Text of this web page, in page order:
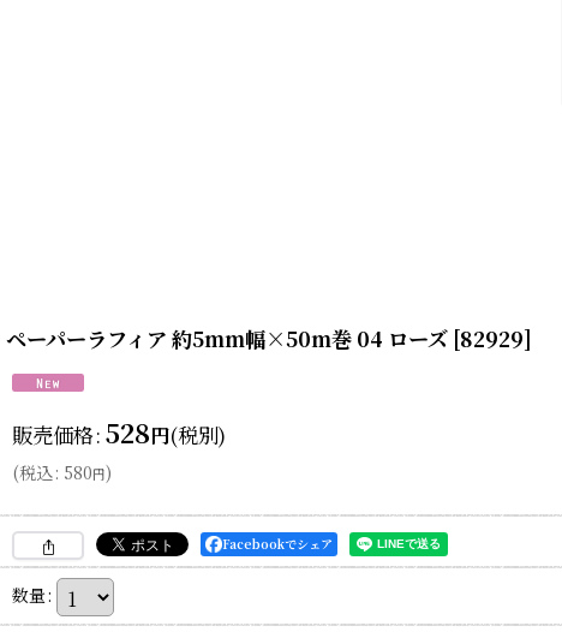
ペーパーラフィア 約5mm幅×50m巻 04 ローズ [82929]
販売価格: 528円(税別)
(税込: 580円)
Facebookでシェア
数量: